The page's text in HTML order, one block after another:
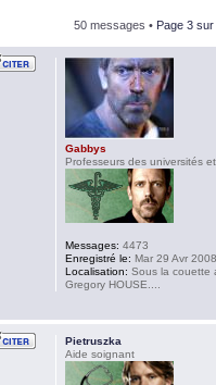
50 messages • Page 3 sur
Gabbys
Professeurs des universités
Messages: 4473
Enregistré le: Mar 29 Avr
Localisation: Sous la couette
Gregory HOUSE....
Pietruszka
Aide soignant